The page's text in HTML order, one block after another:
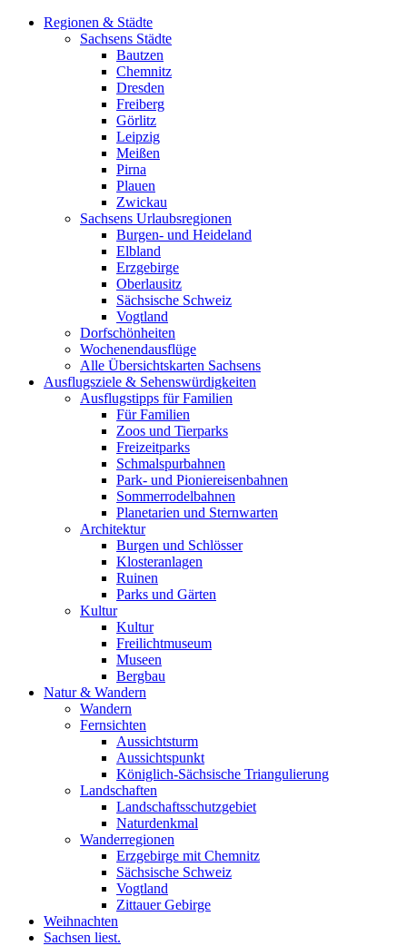
Regionen & Städte
Sachsens Städte
Bautzen
Chemnitz
Dresden
Freiberg
Görlitz
Leipzig
Meißen
Pirna
Plauen
Zwickau
Sachsens Urlaubsregionen
Burgen- und Heideland
Elbland
Erzgebirge
Oberlausitz
Sächsische Schweiz
Vogtland
Dorfschönheiten
Wochenendausflüge
Alle Übersichtskarten Sachsens
Ausflugsziele & Sehenswürdigkeiten
Ausflugstipps für Familien
Für Familien
Zoos und Tierparks
Freizeitparks
Schmalspurbahnen
Park- und Pioniereisenbahnen
Sommerrodelbahnen
Planetarien und Sternwarten
Architektur
Burgen und Schlösser
Klosteranlagen
Ruinen
Parks und Gärten
Kultur
Kultur
Freilichtmuseum
Museen
Bergbau
Natur & Wandern
Wandern
Fernsichten
Aussichtsturm
Aussichtspunkt
Königlich-Sächsische Triangulierung
Landschaften
Landschaftsschutzgebiet
Naturdenkmal
Wanderregionen
Erzgebirge mit Chemnitz
Sächsische Schweiz
Vogtland
Zittauer Gebirge
Weihnachten
Sachsen liest.